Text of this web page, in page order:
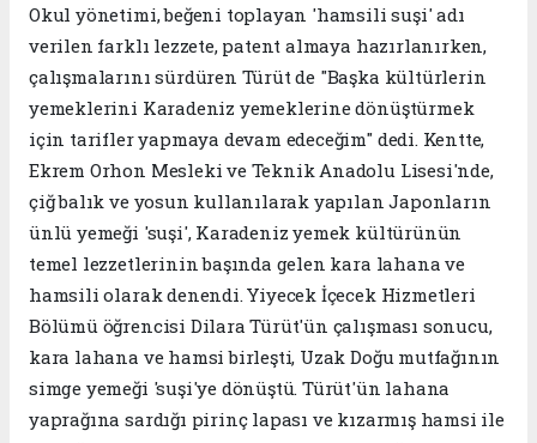
Okul yönetimi, beğeni toplayan 'hamsili suşi' adı
verilen farklı lezzete, patent almaya hazırlanırken,
çalışmalarını sürdüren Türüt de "Başka kültürlerin
yemeklerini Karadeniz yemeklerine dönüştürmek
için tarifler yapmaya devam edeceğim" dedi. Kentte,
Ekrem Orhon Mesleki ve Teknik Anadolu Lisesi'nde,
çiğ balık ve yosun kullanılarak yapılan Japonların
ünlü yemeği 'suşi', Karadeniz yemek kültürünün
temel lezzetlerinin başında gelen kara lahana ve
hamsili olarak denendi. Yiyecek İçecek Hizmetleri
Bölümü öğrencisi Dilara Türüt'ün çalışması sonucu,
kara lahana ve hamsi birleşti, Uzak Doğu mutfağının
simge yemeği 'suşi'ye dönüştü. Türüt'ün lahana
yaprağına sardığı pirinç lapası ve kızarmış hamsi ile